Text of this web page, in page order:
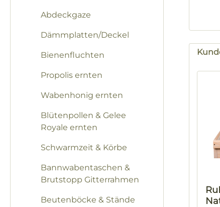
Abdeckgaze
Dämmplatten/Deckel
Bienenfluchten
Propolis ernten
Wabenhonig ernten
Blütenpollen & Gelee
Royale ernten
Schwarmzeit & Körbe
Bannwabentaschen &
Brutstopp Gitterrahmen
Beutenböcke & Stände